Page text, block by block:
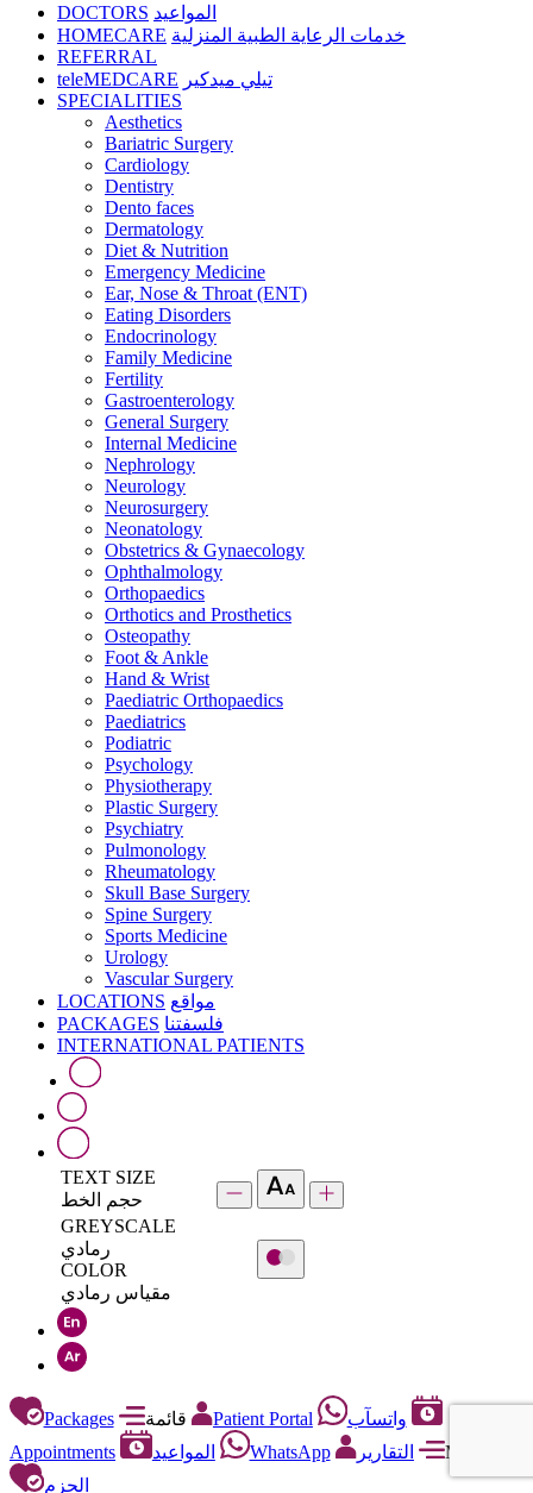
DOCTORS المواعيد
HOMECARE خدمات الرعاية الطبية المنزلية
REFERRAL
teleMEDCARE تيلي ميدكير
SPECIALITIES
Aesthetics
Bariatric Surgery
Cardiology
Dentistry
Dento faces
Dermatology
Diet & Nutrition
Emergency Medicine
Ear, Nose & Throat (ENT)
Eating Disorders
Endocrinology
Family Medicine
Fertility
Gastroenterology
General Surgery
Internal Medicine
Nephrology
Neurology
Neurosurgery
Neonatology
Obstetrics & Gynaecology
Ophthalmology
Orthopaedics
Orthotics and Prosthetics
Osteopathy
Foot & Ankle
Hand & Wrist
Paediatric Orthopaedics
Paediatrics
Podiatric
Psychology
Physiotherapy
Plastic Surgery
Psychiatry
Pulmonology
Rheumatology
Skull Base Surgery
Spine Surgery
Sports Medicine
Urology
Vascular Surgery
LOCATIONS مواقع
PACKAGES فلسفتنا
INTERNATIONAL PATIENTS
TEXT SIZE
حجم الخط
GREYSCALE
رمادي
COLOR
مقياس رمادي
Packages Patient Portal
واتسآب
Appointments
المواعيد WhatsApp التقارير
Menu
الحزم